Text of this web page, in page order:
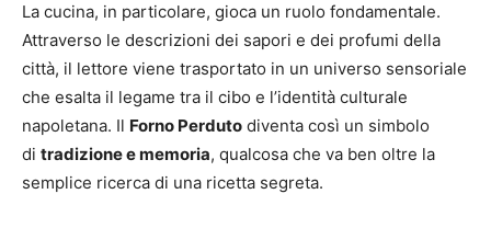
La cucina, in particolare, gioca un ruolo fondamentale.
Attraverso le descrizioni dei sapori e dei profumi della
città, il lettore viene trasportato in un universo sensoriale
che esalta il legame tra il cibo e l’identità culturale
napoletana. Il Forno Perduto diventa così un simbolo
di tradizione e memoria, qualcosa che va ben oltre la
semplice ricerca di una ricetta segreta.